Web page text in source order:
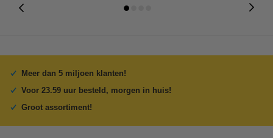
Meer dan 5 miljoen klanten!
Voor 23.59 uur besteld, morgen in huis!
Groot assortiment!